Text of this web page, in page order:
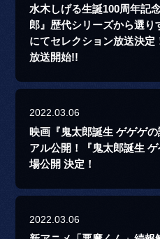
水木しげる生誕100周年記
郎』歴代シリーズから選
にてセレクション放送決定
放送開始!!
2022.03.06
映画『鬼太郎誕生 ゲゲゲ
アル公開！『鬼太郎誕生
場公開 決定！
2022.03.06